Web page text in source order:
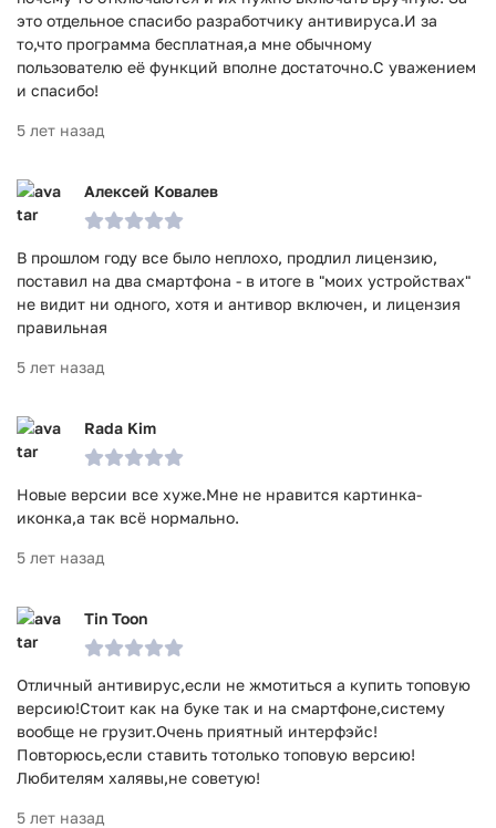
это отдельное спасибо разработчику антивируса.И за
то,что программа бесплатная,а мне обычному
пользователю её функций вполне достаточно.С уважением
и спасибо!
5 лет назад
Алексей Ковалев
В прошлом году все было неплохо, продлил лицензию,
поставил на два смартфона - в итоге в "моих устройствах"
не видит ни одного, хотя и антивор включен, и лицензия
правильная
5 лет назад
Rada Kim
Новые версии все хуже.Мне не нравится картинка-
иконка,а так всё нормально.
5 лет назад
Tin Toon
Отличный антивирус,если не жмотиться а купить топовую
версию!Стоит как на буке так и на смартфоне,систему
вообще не грузит.Очень приятный интерфэйс!
Повторюсь,если ставить тотолько топовую версию!
Любителям халявы,не советую!
5 лет назад